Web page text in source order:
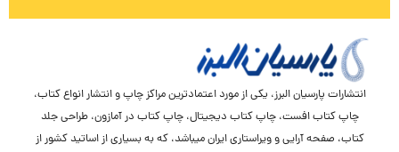
انتشارات پارسیان البرز، یکی از مورد اعتمادترین مراکز چاپ و انتشار انواع کتاب،
چاپ کتاب افست، چاپ کتاب دیجیتال، چاپ کتاب در آمازون، طراحی جلد
کتاب، صفحه آرایی و ویراستاری ایران میباشد، که به بسیاری از اساتید کشور از